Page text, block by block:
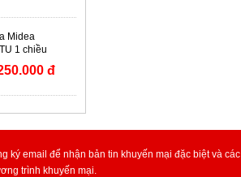
Midea
1 chiều
đ
ký email để nhận bản tin khuyến mại đặc biệt và các
trình khuyến mại.